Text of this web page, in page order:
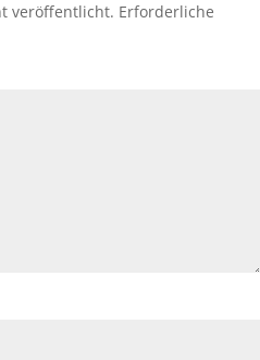
veröffentlicht. Erforderliche